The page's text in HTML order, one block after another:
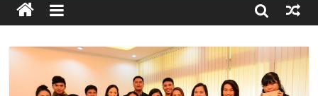
พิธีปฐมนิเทศ พิธีมอบตัวเป็นศิษย์ และบายศรีสู่ขวัญนักศึกษาใหม่
ประจำปีการศึกษา 2568 รุ่นที่ 3